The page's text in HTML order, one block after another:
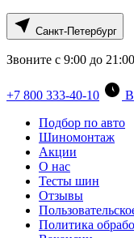
Санкт-Петербург
Звоните с 9:00 до 21:00
+7 800 333-40-10
Подбор по авто
Шиномонтаж
Акции
О нас
Тесты шин
Отзывы
Политика